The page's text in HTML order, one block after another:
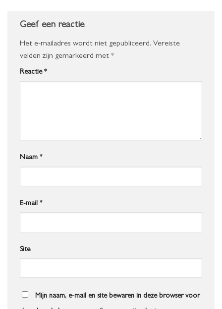
Geef een reactie
Het e-mailadres wordt niet gepubliceerd. Vereiste
velden zijn gemarkeerd met *
Reactie *
Naam *
E-mail *
Site
Mijn naam, e-mail en site bewaren in deze browser voor